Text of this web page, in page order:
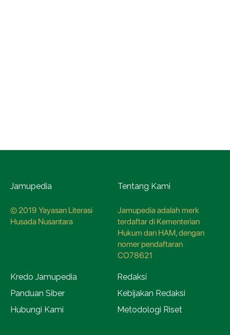
Jamupedia
© 2019 Yayasan Literasi
Husada Nusantara
Tentang Kami
Jamupedia adalah merk
terdaftar di Kementerian
Hukum dan HAM, dengan
nomer pendaftaran
CO78621
Kredo Jamupedia
Redaksi
Panduan Siber
Kebijakan Redaksi
Hubungi Kami
Metodologi Riset